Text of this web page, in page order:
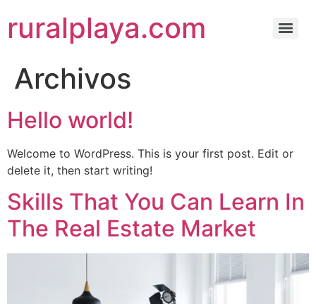
ruralplaya.com
Archivos
Hello world!
Welcome to WordPress. This is your first post. Edit or
delete it, then start writing!
Skills That You Can Learn In
The Real Estate Market